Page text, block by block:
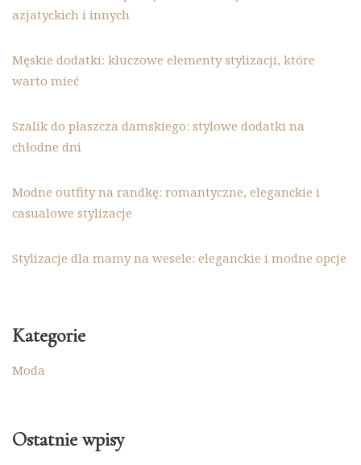
azjatyckich i innych
Męskie dodatki: kluczowe elementy stylizacji, które
warto mieć
Szalik do płaszcza damskiego: stylowe dodatki na
chłodne dni
Modne outfity na randkę: romantyczne, eleganckie i
casualowe stylizacje
Stylizacje dla mamy na wesele: eleganckie i modne opcje
Kategorie
Moda
Ostatnie wpisy